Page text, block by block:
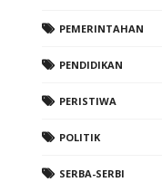
PEMERINTAHAN
PENDIDIKAN
PERISTIWA
POLITIK
SERBA-SERBI